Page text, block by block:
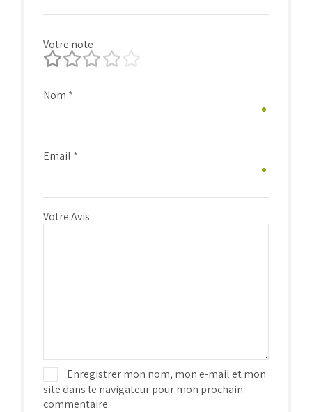
Votre note
Votre Avis
Nom *
Email *
Enregistrer mon nom, mon e-mail et mon
site dans le navigateur pour mon prochain
commentaire.